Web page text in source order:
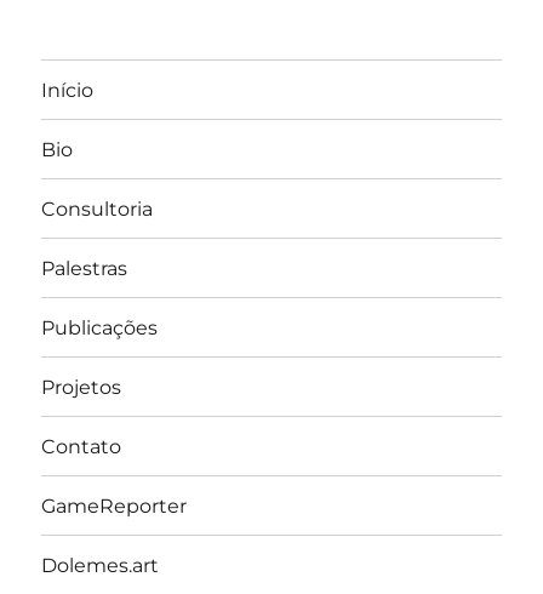
Início
Bio
Consultoria
Palestras
Publicações
Projetos
Contato
GameReporter
Dolemes.art